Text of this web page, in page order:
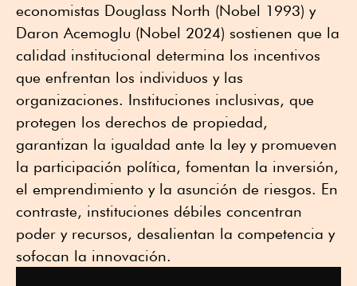
economistas Douglass North (Nobel 1993) y
Daron Acemoglu (Nobel 2024) sostienen que la
calidad institucional determina los incentivos
que enfrentan los individuos y las
organizaciones. Instituciones inclusivas, que
protegen los derechos de propiedad,
garantizan la igualdad ante la ley y promueven
la participación política, fomentan la inversión,
el emprendimiento y la asunción de riesgos. En
contraste, instituciones débiles concentran
poder y recursos, desalientan la competencia y
sofocan la innovación.